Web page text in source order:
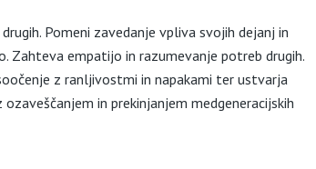
Pomeni zavedanje vpliva svojih dejanj in
Zahteva empatijo in razumevanje potreb drugih.
z ranljivostmi in napakami ter ustvarja
in prekinjanjem medgeneracijskih